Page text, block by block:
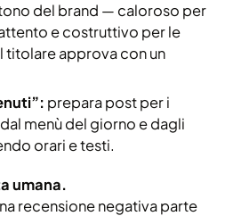
del brand — caloroso per
e costruttivo per le
titolare approva con un
prepara post per i
menù del giorno e dagli
orari e testi.
umana.
recensione negativa parte